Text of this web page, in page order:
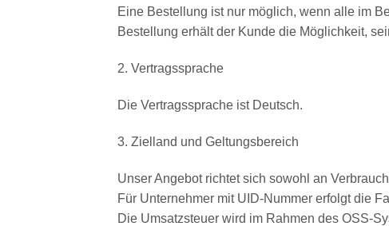
Eine Bestellung ist nur möglich, wenn alle im
Bestellung erhält der Kunde die Möglichkeit,
2. Vertragssprache
Die Vertragssprache ist Deutsch.
3. Zielland und Geltungsbereich
Unser Angebot richtet sich sowohl an
Für Unternehmer mit UID-Nummer erfolgt die
Die Umsatzsteuer wird im Rahmen des OSS-